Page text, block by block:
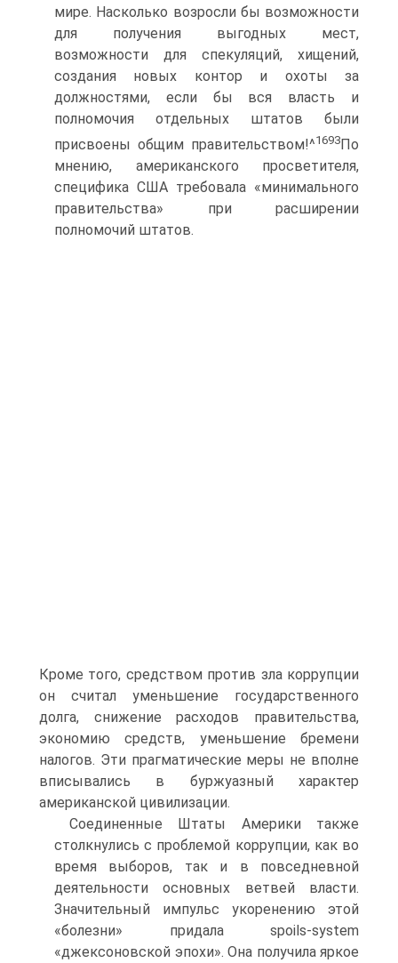
мире. Насколько возросли бы возможности
для получения выгодных мест,
возможности для спекуляций, хищений,
создания новых контор и охоты за
должностями, если бы вся власть и
полномочия отдельных штатов были
присвоены общим правительством!^1693По
мнению, американского просветителя,
специфика США требовала «минимального
правительства» при расширении
полномочий штатов.
Кроме того, средством против зла коррупции
он считал уменьшение государственного
долга, снижение расходов правительства,
экономию средств, уменьшение бремени
налогов. Эти прагматические меры не вполне
вписывались в буржуазный характер
американской цивилизации.
Соединенные Штаты Америки также
столкнулись с проблемой коррупции, как во
время выборов, так и в повседневной
деятельности основных ветвей власти.
Значительный импульс укоренению этой
«болезни» придала spoils-system
«джексоновской эпохи». Она получила яркое